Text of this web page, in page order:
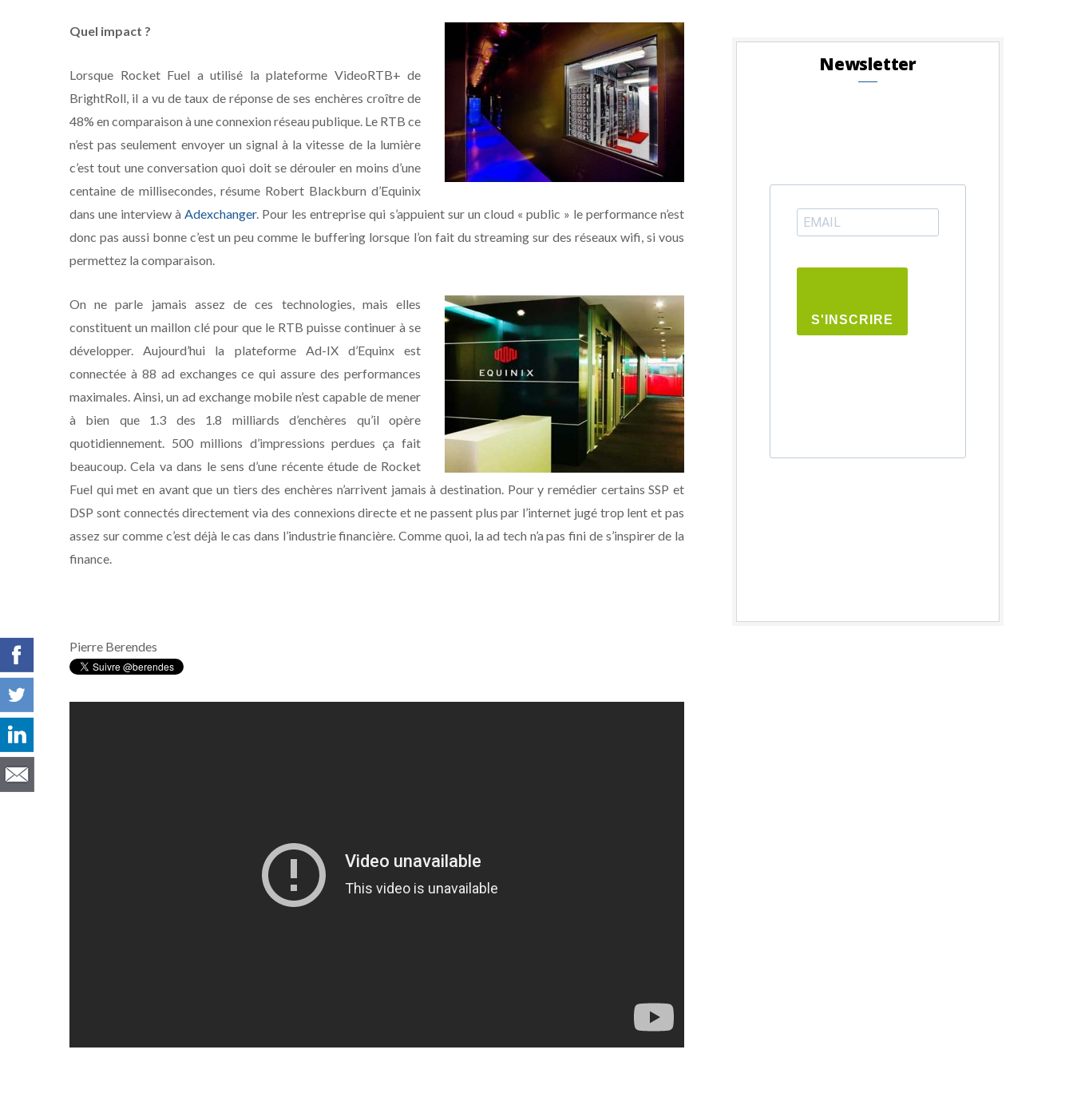
Quel impact ?
Lorsque Rocket Fuel a utilisé la plateforme VideoRTB+ de
BrightRoll, il a vu de taux de réponse de ses enchères croître de
48% en comparaison à une connexion réseau publique. Le RTB ce
n’est pas seulement envoyer un signal à la vitesse de la lumière
c’est tout une conversation quoi doit se dérouler en moins d’une
centaine de millisecondes, résume Robert Blackburn d’Equinix
dans une interview àAdexchanger. Pour les entreprise qui s’appuient sur un cloud « public » le performance n’est
donc pas aussi bonne c’est un peu comme le buffering lorsque l’on fait du streaming sur des réseaux wifi, si vous
permettez la comparaison.
On ne parle jamais assez de ces technologies, mais elles
constituent un maillon clé pour que le RTB puisse continuer à se
développer. Aujourd’hui la plateforme Ad-IX d’Equinx est
connectée à 88 ad exchanges ce qui assure des performances
maximales. Ainsi, un ad exchange mobile n’est capable de mener
à bien que 1.3 des 1.8 milliards d’enchères qu’il opère
quotidiennement. 500 millions d’impressions perdues ça fait
beaucoup. Cela va dans le sens d’une récente étude de Rocket
Fuel qui met en avant que un tiers des enchères n’arrivent jamais à destination. Pour y remédier certains SSP et
DSP sont connectés directement via des connexions directe et ne passent plus par l’internet jugé trop lent et pas
assez sur comme c’est déjà le cas dans l’industrie financière. Comme quoi, la ad tech n’a pas fini de s’inspirer de la
finance.
Pierre Berendes
Newsletter
S'INSCRIRE